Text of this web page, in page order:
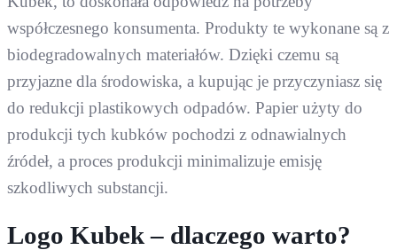
współczesnego konsumenta. Produkty te wykonane są z
biodegradowalnych materiałów. Dzięki czemu są
przyjazne dla środowiska, a kupując je przyczyniasz się
do redukcji plastikowych odpadów. Papier użyty do
produkcji tych kubków pochodzi z odnawialnych
źródeł, a proces produkcji minimalizuje emisję
szkodliwych substancji.
Logo Kubek – dlaczego warto?